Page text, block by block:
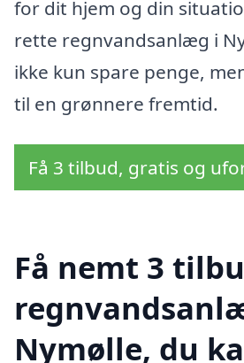
for dit hjem og din
rette regnvandsanlæg i
ikke kun spare penge,
til en grønnere fremtid.
Få 3 tilbud, gratis og
Få nemt 3
Nymølle, du